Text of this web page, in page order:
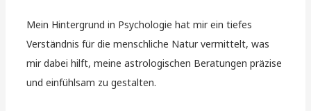
Mein Hintergrund in Psychologie hat mir ein tiefes
Verständnis für die menschliche Natur vermittelt, was
mir dabei hilft, meine astrologischen Beratungen präzise
und einfühlsam zu gestalten.